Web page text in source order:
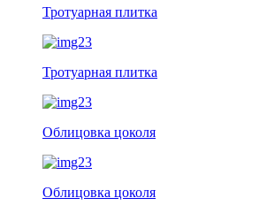
Тротуарная плитка
Тротуарная плитка
Облицовка цоколя
Облицовка цоколя